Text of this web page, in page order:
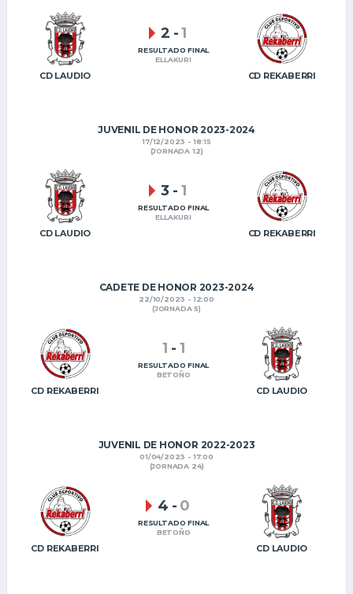
CD LAUDIO CD REKABERRI
2 -1
RESULTADO FINAL
ELLAKURI
JUVENIL DE HONOR 2023-2024
17/12/2023 - 18:15
(JORNADA 12)
CD LAUDIO CD REKABERRI
3 - 1
RESULTADO FINAL
ELLAKURI
CADETE DE HONOR 2023-2024
22/10/2023 - 12:00
(JORNADA 5)
CD REKABERRI CD LAUDIO
1 - 1
RESULTADO FINAL
BETOÑO
JUVENIL DE HONOR 2022-2023
01/04/2023 - 17:00
(JORNADA 24)
CD REKABERRI CD LAUDIO
4 - 0
RESULTADO FINAL
BETOÑO